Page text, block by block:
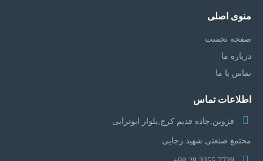
منوی اصلی
صفحه نخست
درباره ما
تماس با ما
اطلاعات تماس
قزوین,جاده قدیم کرج,بلوار ابوترابی
مجتمع صنعتی شهید رجایی